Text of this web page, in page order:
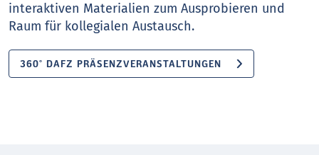
interaktiven Materialien zum Ausprobieren und
Raum für kollegialen Austausch.
360° DAFZ PRÄSENZVERANSTALTUNGEN